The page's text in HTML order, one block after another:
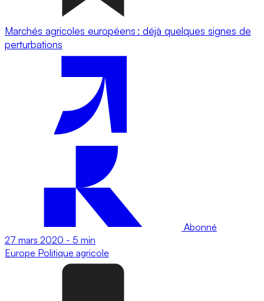
Marchés agricoles européens : déjà quelques signes de
perturbations
Abonné
27 mars 2020 - 5 min
Europe Politique agricole